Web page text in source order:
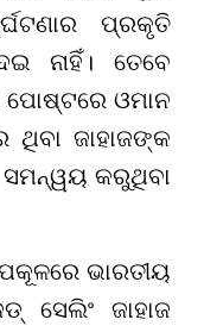
ପ୍ରକୃତି
ନାହିଁ। ତେବେ
ପୋଷ୍ଟରେ ଓମାନ
ଥିବା ଜାହାଜଙ୍କ
କରୁଥିବା
ଭାରତୀୟ
ସେଲିଂ ଜାହାଜ